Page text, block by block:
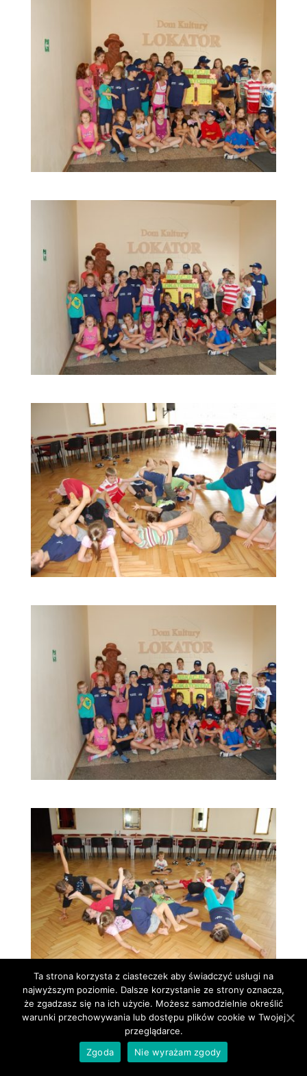
Ta strona korzysta z ciasteczek aby świadczyć usługi na
najwyższym poziomie. Dalsze korzystanie ze strony oznacza,
że zgadzasz się na ich użycie. Możesz samodzielnie określić
warunki przechowywania lub dostępu plików cookie w Twojej
przeglądarce.
Zgoda
Nie wyrażam zgody